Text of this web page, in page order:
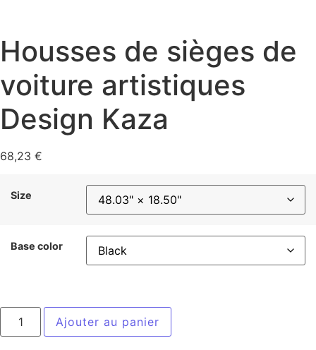
Housses de sièges de
voiture artistiques
Design Kaza
68,23 €
Size
Base color
Ajouter au panier